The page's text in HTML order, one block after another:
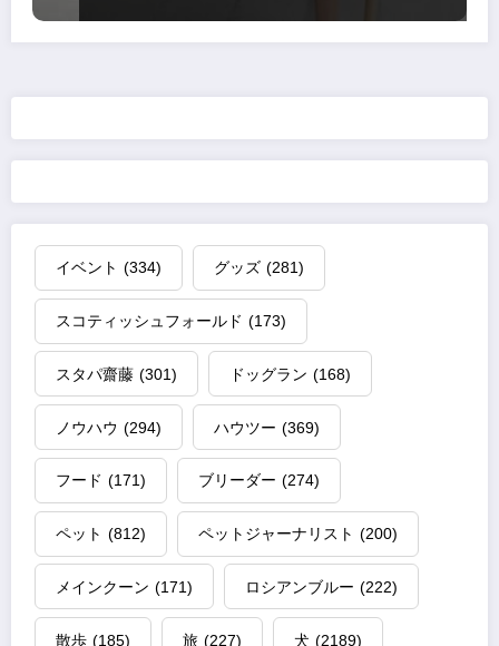
イベント (334) グッズ (281)
スコティッシュフォールド (173)
スタパ齋藤 (301) ドッグラン (168)
ノウハウ (294) ハウツー (369)
フード (171) ブリーダー (274)
ペット (812) ペットジャーナリスト (200)
メインクーン (171) ロシアンブルー (222)
散歩 (185) 旅 (227) 犬 (2189)